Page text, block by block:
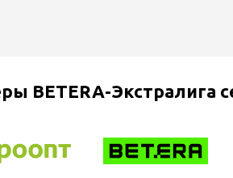
BETERA-Экстралига